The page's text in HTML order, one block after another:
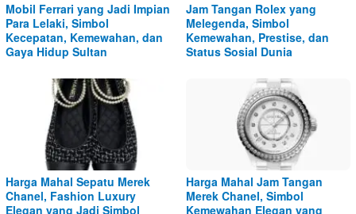
Mobil Ferrari yang Jadi Impian
Para Lelaki, Simbol
Kecepatan, Kemewahan, dan
Gaya Hidup Sultan
Jam Tangan Rolex yang
Melegenda, Simbol
Kemewahan, Prestise, dan
Status Sosial Dunia
Harga Mahal Sepatu Merek
Chanel, Fashion Luxury
Elegan yang Jadi Simbol
Harga Mahal Jam Tangan
Merek Chanel, Simbol
Kemewahan Elegan yang